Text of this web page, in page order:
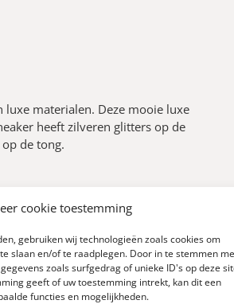
cookie toestemming
gebruiken wij technologieën zoals cookies om
slaan en/of te raadplegen. Door in te stemmen
zoals surfgedrag of unieke ID's op deze
geeft of uw toestemming intrekt, kan dit een
functies en mogelijkheden.
luxe materialen. Deze mooie luxe
heeft zilveren glitters op de
de tong.